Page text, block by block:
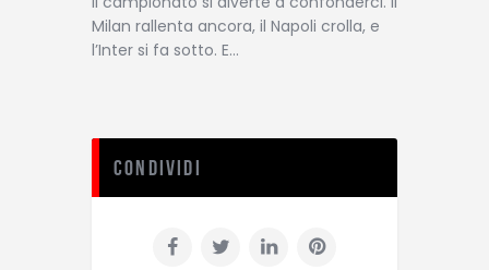
Milan rallenta ancora, il Napoli crolla, e
l’Inter si fa sotto. E…
Condividi